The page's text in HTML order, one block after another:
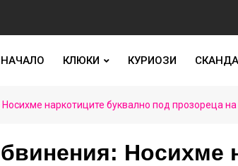
НАЧАЛО КЛЮКИ КУРИОЗИ
наркотиците буквално под прозореца
Носихме